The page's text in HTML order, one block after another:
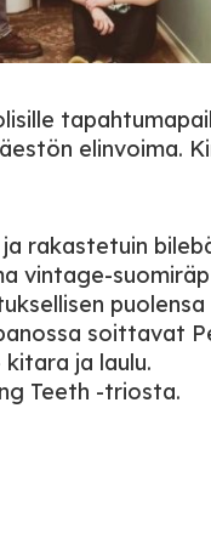
elinvoima.
rakastetuin
vintage-suomiräp
puolensa
soittavat
ja laulu.
Teeth -triosta.